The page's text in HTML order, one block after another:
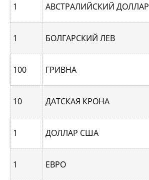
1 АВСТРАЛИЙСКИЙ ДОЛЛАР
1 БОЛГАРСКИЙ ЛЕВ
100 ГРИВНА
10 ДАТСКАЯ КРОНА
1 ДОЛЛАР США
1 ЕВРО